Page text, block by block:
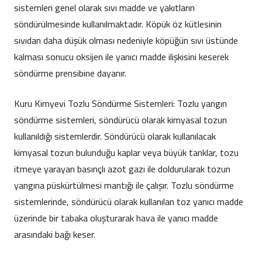
sistemleri genel olarak sıvı madde ve yakıtların
söndürülmesinde kullanılmaktadır. Köpük öz kütlesinin
sıvıdan daha düşük olması nedeniyle köpüğün sıvı üstünde
kalması sonucu oksijen ile yanıcı madde ilişkisini keserek
söndürme prensibine dayanır.
Kuru Kimyevi Tozlu Söndürme Sistemleri: Tozlu yangın
söndürme sistemleri, söndürücü olarak kimyasal tozun
kullanıldığı sistemlerdir. Söndürücü olarak kullanılacak
kimyasal tozun bulunduğu kaplar veya büyük tanklar, tozu
itmeye yarayan basınçlı azot gazı ile doldurularak tozun
yangına püskürtülmesi mantığı ile çalışır. Tozlu söndürme
sistemlerinde, söndürücü olarak kullanılan toz yanıcı madde
üzerinde bir tabaka oluşturarak hava ile yanıcı madde
arasındaki bağı keser.